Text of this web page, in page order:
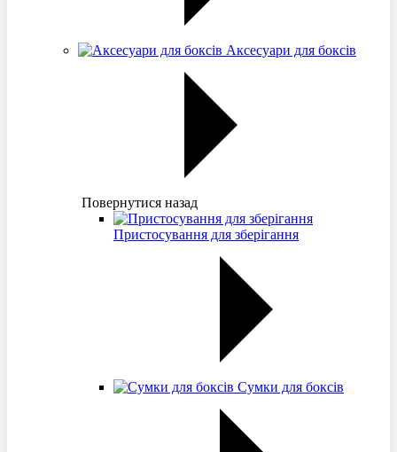
Аксесуари для боксів
Повернутися назад
Пристосування для зберігання
Сумки для боксів